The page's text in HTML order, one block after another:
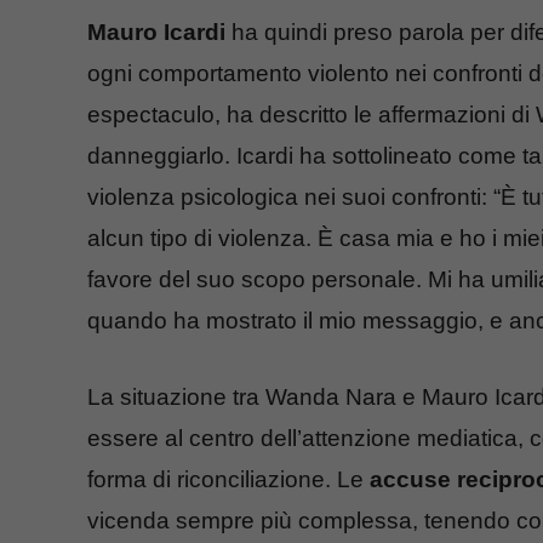
Mauro Icardi ha quindi preso parola per
ogni comportamento violento nei confronti
espectaculo, ha descritto le affermazioni
danneggiarlo. Icardi ha sottolineato come
violenza psicologica nei suoi confronti: “È
alcun tipo di violenza. È casa mia e ho i
favore del suo scopo personale. Mi ha
quando ha mostrato il mio messaggio, e
La situazione tra Wanda Nara e Mauro
essere al centro dell’attenzione
forma di riconciliazione. Le accuse
vicenda sempre più complessa, tenendo